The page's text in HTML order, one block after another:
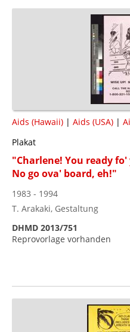
Aids (Hawaii) | Aids (USA) |
Plakat
"Charlene! You ready
No go ova' board, eh!"
1983 - 1994
T. Arakaki, Gestaltung
DHMD 2013/751
Reprovorlage vorhanden